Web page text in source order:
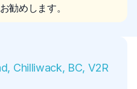
勧めします。
Chilliwack, BC, V2R